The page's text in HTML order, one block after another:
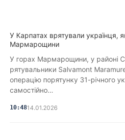
У Карпатах врятували українця,
Мармарощини
У горах Мармарощини, у районі
рятувальники Salvamont
операцію порятунку 31-річного
самостійно…
10:4814.01.2026